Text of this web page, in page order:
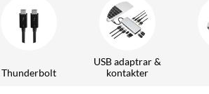
Thunderbolt
USB adaptrar &
kontakter